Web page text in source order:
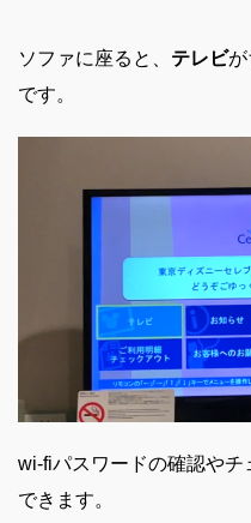
ソファに座ると、 テレビが
です。
wi-fiパスワードの確認やチ
できます。